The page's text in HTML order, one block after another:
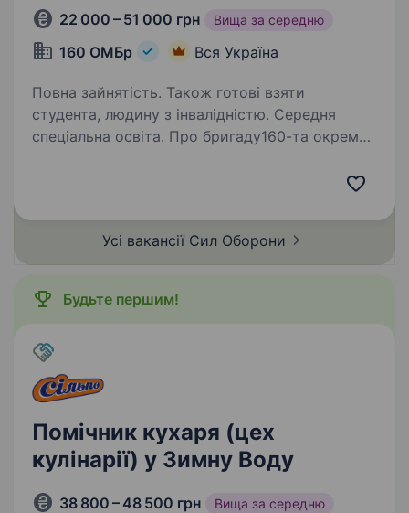
22 000 – 51 000 грн Вища за середню
160 ОМБр Вся Україна
Повна зайнятість. Також готові взяти
студента, людину з інвалідністю. Середня
спеціальна освіта. Про бригаду160-та окрема
бригади забезпечені сучасним озброєнням,
технікою та засобами зв’язку…
Усі вакансії Сил Оборони
Будьте першим!
Помічник кухаря (цех
кулінарії) у Зимну Воду
38 800 – 48 500 грн Вища за середню